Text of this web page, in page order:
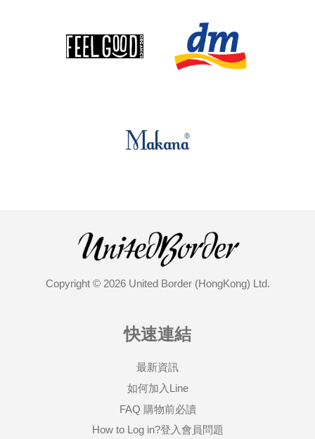
Copyright © 2026 United Border (HongKong) Ltd.
快速連結
最新資訊
如何加入Line
FAQ 購物前必讀
How to Log in?登入會員問題